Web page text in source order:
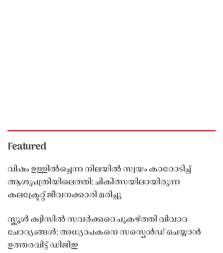
Featured
വിഷം ഉള്ളിൽച്ചെന്ന നിലയിൽ സ്വയം കാറോടിച്ച്
ആശുപത്രിയിലെത്തി; ചികിത്സയിലായിരുന്ന
കലക്ട്രേറ്റ് ജീവനക്കാരി മരിച്ചു
സ്കൂൾ ക്വിസിൽ സവർക്കറെ പുകഴ്ത്തി വിവാദ
ചോദ്യങ്ങൾ; അധ്യാപകനെ സസ്പെൻഡ് ചെയ്യാൻ
ഉത്തരവിട്ട് ഡിജിഇ